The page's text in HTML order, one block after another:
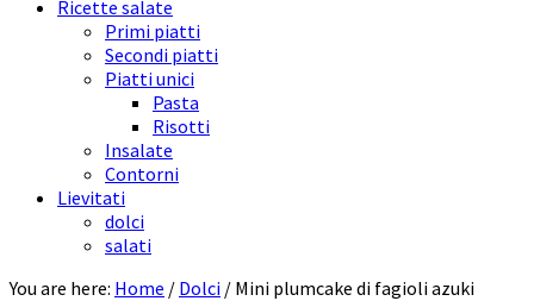
Ricette salate
Primi piatti
Secondi piatti
Piatti unici
Pasta
Risotti
Insalate
Contorni
Lievitati
dolci
salati
You are here: Home / Dolci / Mini plumcake di fagioli azuki